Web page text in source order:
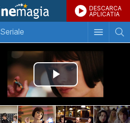
DESCARCA
APLICATIA
Seriale